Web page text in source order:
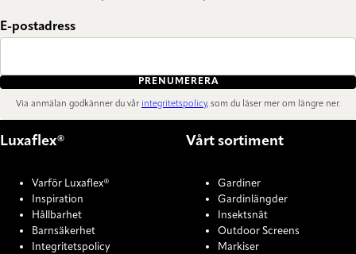
E-postadress
PRENUMERERA
Via anmälan godkänner du vår integritetspolicy, som du läser mer om längre ner.
Luxaflex®
Varför Luxaflex®
Inspiration
Hållbarhet
Barnsäkerhet
Integritetspolicy
Vårt sortiment
Gardiner
Gardinlängder
Insektsnät
Outdoor Screens
Markiser